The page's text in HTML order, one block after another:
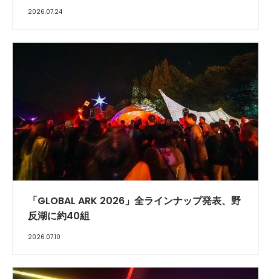
2026.07.24
「GLOBAL ARK 2026」全ラインナップ発表、野
反湖に約40組
2026.07.10